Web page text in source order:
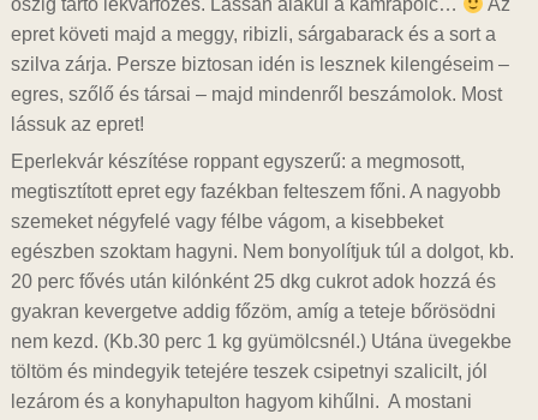
őszig tartó lekvárfőzés. Lassan alakul a kamrapolc…
Az
epret követi majd a meggy, ribizli, sárgabarack és a sort a
szilva zárja. Persze biztosan idén is lesznek kilengéseim –
egres, szőlő és társai – majd mindenről beszámolok. Most
lássuk az epret!
Eperlekvár készítése roppant egyszerű: a megmosott,
megtisztított epret egy fazékban felteszem főni. A nagyobb
szemeket négyfelé vagy félbe vágom, a kisebbeket
egészben szoktam hagyni. Nem bonyolítjuk túl a dolgot, kb.
20 perc fővés után kilónként 25 dkg cukrot adok hozzá és
gyakran kevergetve addig főzöm, amíg a teteje bőrösödni
nem kezd. (Kb.30 perc 1 kg gyümölcsnél.) Utána üvegekbe
töltöm és mindegyik tetejére teszek csipetnyi szalicilt, jól
lezárom és a konyhapulton hagyom kihűlni. A mostani